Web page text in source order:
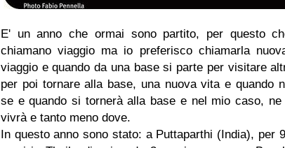
E' un anno che ormai sono partito, per questo
chiamano viaggio ma io preferisco chiamarla
viaggio e quando da una base si parte per visitare
per poi tornare alla base, una nuova vita e quando
se e quando si tornerà alla base e nel mio caso, ne
vivrà e tanto meno dove.
In questo anno sono stato: a Puttaparthi (India), per